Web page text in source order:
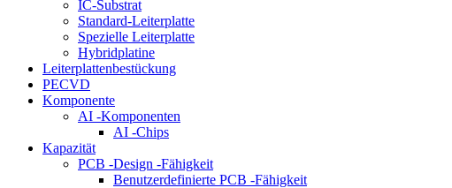
IC-Substrat
Standard-Leiterplatte
Spezielle Leiterplatte
Hybridplatine
Leiterplattenbestückung
PECVD
Komponente
AI -Komponenten
AI -Chips
Kapazität
PCB -Design -Fähigkeit
Benutzerdefinierte PCB -Fähigkeit